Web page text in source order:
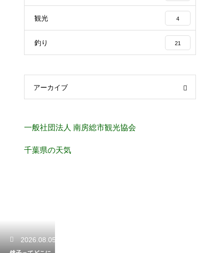
観光 4
釣り 21
アーカイブ
一般社団法人 南房総市観光協会
千葉県の天気
2026.08.05